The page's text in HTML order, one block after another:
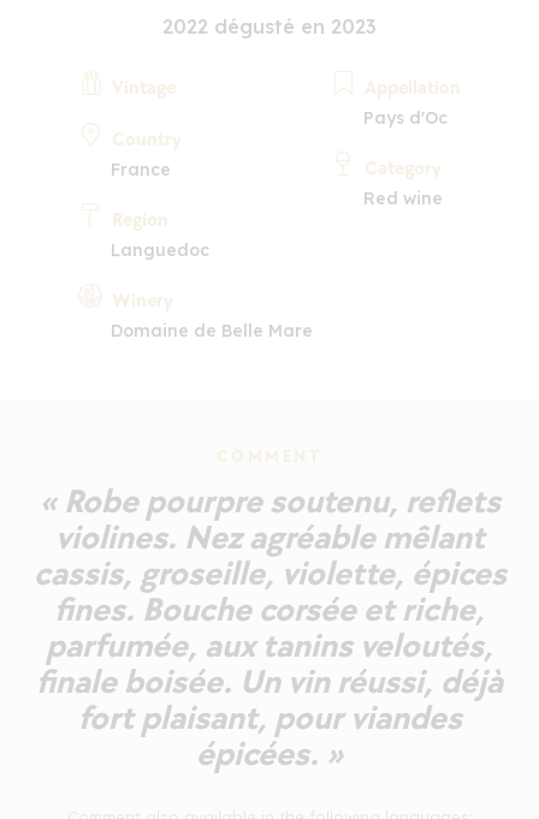
2022 dégusté en 2023
Vintage
Country
France
Region
Languedoc
Winery
Domaine de Belle Mare
Appellation
Pays d'Oc
Category
Red wine
COMMENT
« Robe pourpre soutenu, reflets
violines. Nez agréable mêlant
cassis, groseille, violette, épices
fines. Bouche corsée et riche,
parfumée, aux tanins veloutés,
finale boisée. Un vin réussi, déjà
fort plaisant, pour viandes
épicées. »